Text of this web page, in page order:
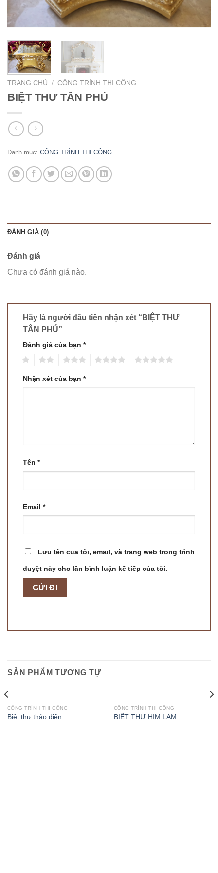
TRANG CHỦ / CÔNG TRÌNH THI CÔNG
BIỆT THƯ TÂN PHÚ
Danh mục: CÔNG TRÌNH THI CÔNG
ĐÁNH GIÁ (0)
Đánh giá
Chưa có đánh giá nào.
Hãy là người đầu tiên nhận xét “BIỆT THƯ
TÂN PHÚ”
Đánh giá của bạn *
Nhận xét của bạn *
Tên *
Email *
Lưu tên của tôi, email, và trang web trong trình
duyệt này cho lần bình luận kế tiếp của tôi.
SẢN PHẨM TƯƠNG TỰ
CÔNG TRÌNH THI CÔNG
Biệt thự thảo điển
CÔNG TRÌNH THI CÔNG
BIỆT THỰ HIM LAM